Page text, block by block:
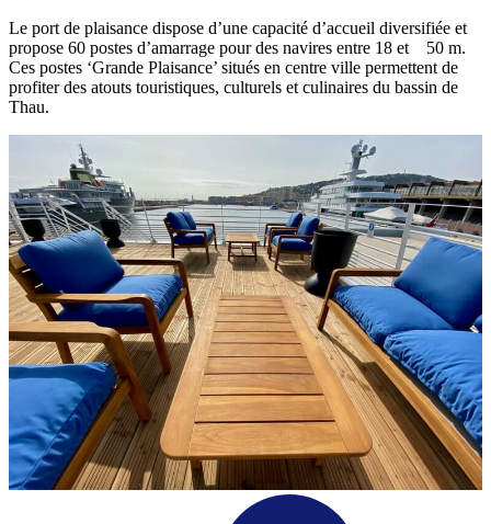
Le port de plaisance dispose d’une capacité d’accueil diversifiée et
propose 60 postes d’amarrage pour des navires entre 18 et 50 m.
Ces postes ‘Grande Plaisance’ situés en centre ville permettent de
profiter des atouts touristiques, culturels et culinaires du bassin de
Thau.